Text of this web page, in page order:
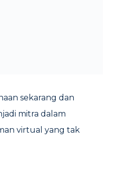
sekarang dan
mitra dalam
virtual yang tak